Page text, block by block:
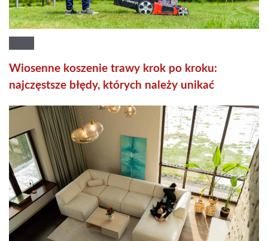
Wiosenne koszenie trawy krok po kroku:
najczęstsze błędy, których należy unikać